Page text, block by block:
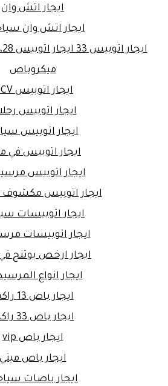
ايجار اتش وان
ايجار اتش وان
ميكروباص
ايجار اتوبيس MCV
ايجار اتوبيس
ايجار اتوبيس
ايجار اتوبيس في
ايجار اتوبيس
ايجار اتوبيس
ايجار اتوبيسات
ايجار اتوبيسات
ايجار ارخص يوتنج
ايجار انواع
ايجار باص 13 راكب
ايجار باص 33 راكب
ايجار باص vip
ايجار باص ميني
ايجار باصات